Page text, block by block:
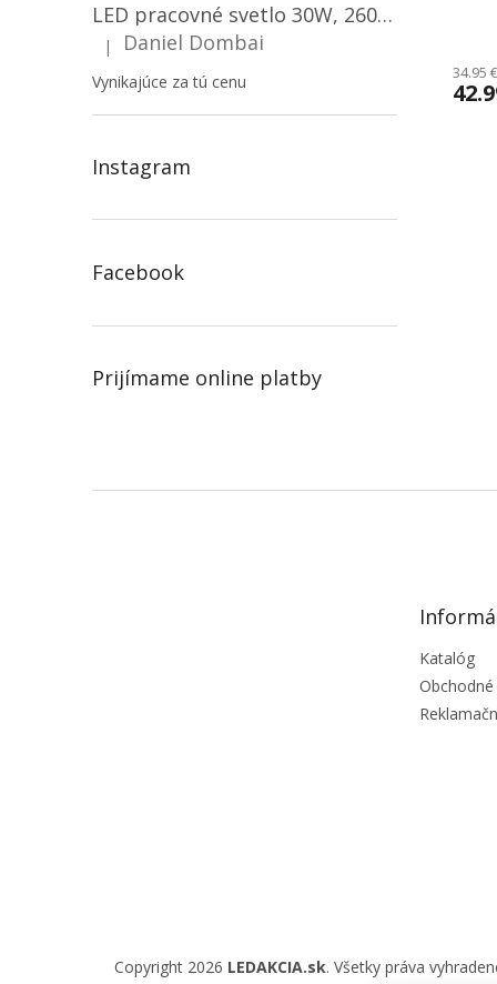
LED pracovné svetlo 30W, 2600LM, 12V/24V, IP67/2-PACK! [LB0087]
Hodnotenie produktu je 5 z 5 hviezdičiek.
| Daniel Dombai
Vynikajúce za tú cenu
Instagram
Facebook
Prijímame online platby
je
34.95
Katalóg
Copyright 2026 LEDAKCIA.sk. Všetky práva